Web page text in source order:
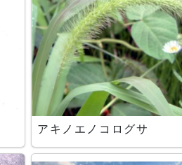
アキノエノコログサ